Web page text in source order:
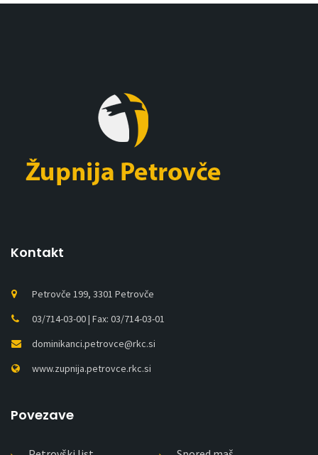
Kontakt
Petrovče 199, 3301 Petrovče
03/714-03-00 | Fax: 03/714-03-01
dominikanci.petrovce@rkc.si
www.zupnija.petrovce.rkc.si
Povezave